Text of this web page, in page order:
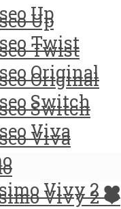
Up
Twist
Original
Switch
Viva
Vivy 2 ❤️
Up
Twist
Original
Switch
Viva
Vivy 2 ❤️